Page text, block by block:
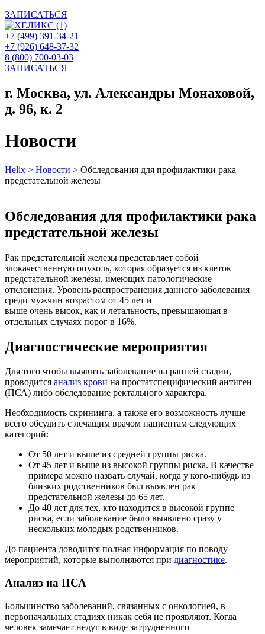
ЗАПИСАТЬСЯ
+7 (499) 391-34-21
+7 (926) 648-37-32
8 (800) 700-03-03
ЗАПИСАТЬСЯ
г. Москва, ул. Александры Монаховой,
д. 96, к. 2
Новости
Helix > Новости > Обследования для профилактики рака
предстательной железы
Обследования для профилактики рака
предстательной железы
Рак предстательной железы представляет собой
злокачественную опухоль, которая образуется из клеток
предстательной железы, имеющих патологические
отклонения. Уровень распространения данного заболевания
среди мужчин возрастом от 45 лет и
выше очень высок, как и летальность, превышающая в
отдельных случаях порог в 16%.
Диагностические мероприятия
Для того чтобы выявить заболевание на ранней стадии,
проводится анализ крови на простатспецифический антиген
(ПСА) либо обследование ректального характера.
Необходимость скрининга, а также его возможность лучше
всего обсудить с лечащим врачом пациентам следующих
категорий:
От 50 лет и выше из средней группы риска.
От 45 лет и выше из высокой группы риска. В качестве
примера можно назвать случай, когда у кого-нибудь из
близких родственников был выявлен рак
предстательной железы до 65 лет.
До 40 лет для тех, кто находится в высокой группе
риска, если заболевание было выявлено сразу у
нескольких молодых родственников.
До пациента доводится полная информация по поводу
мероприятий, которые выполняются при диагностике.
Анализ на ПСА
Большинство заболеваний, связанных с онкологией, в
первоначальных стадиях никак себя не проявляют. Когда
человек замечает недуг в виде затрудненного